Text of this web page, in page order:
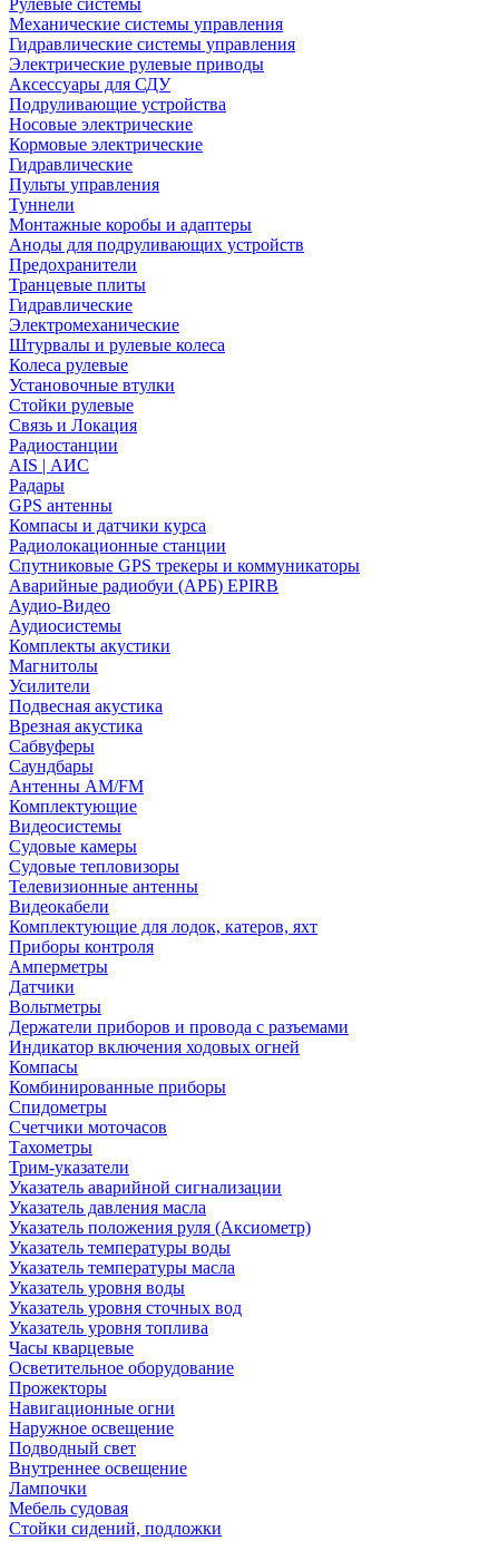
Рулевые системы
Механические системы управления
Гидравлические системы управления
Электрические рулевые приводы
Аксессуары для СДУ
Подруливающие устройства
Носовые электрические
Кормовые электрические
Гидравлические
Пульты управления
Туннели
Монтажные коробы и адаптеры
Аноды для подруливающих устройств
Предохранители
Транцевые плиты
Гидравлические
Электромеханические
Штурвалы и рулевые колеса
Колеса рулевые
Установочные втулки
Стойки рулевые
Связь и Локация
Радиостанции
AIS | АИС
Радары
GPS антенны
Компасы и датчики курса
Радиолокационные станции
Спутниковые GPS трекеры и коммуникаторы
Аварийные радиобуи (АРБ) EPIRB
Аудио-Видео
Аудиосистемы
Комплекты акустики
Магнитолы
Усилители
Подвесная акустика
Врезная акустика
Сабвуферы
Саундбары
Антенны AM/FM
Комплектующие
Видеосистемы
Судовые камеры
Cудовые тепловизоры
Телевизионные антенны
Видеокабели
Комплектующие для лодок, катеров, яхт
Приборы контроля
Амперметры
Датчики
Вольтметры
Держатели приборов и провода с разъемами
Индикатор включения ходовых огней
Компасы
Комбинированные приборы
Спидометры
Счетчики моточасов
Тахометры
Трим-указатели
Указатель аварийной сигнализации
Указатель давления масла
Указатель положения руля (Аксиометр)
Указатель температуры воды
Указатель температуры масла
Указатель уровня воды
Указатель уровня сточных вод
Указатель уровня топлива
Часы кварцевые
Осветительное оборудование
Прожекторы
Навигационные огни
Наружное освещение
Подводный свет
Внутреннее освещение
Лампочки
Мебель судовая
Стойки сидений, подложки